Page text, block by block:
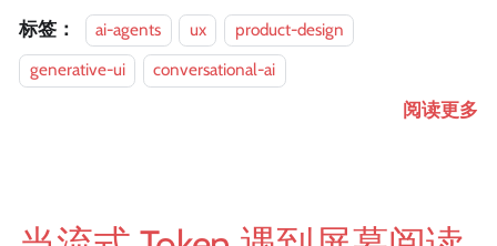
标签： ai-agents ux
product-design
generative-ui
conversational-ai
阅读更多